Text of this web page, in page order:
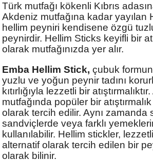
Türk mutfağı kökenli Kıbrıs
Akdeniz mutfağına kadar yayılan
hellim peyniri kendisene özgü
peynirdir. Hellim Sticks keyifli bir
olarak mutfağınızda yer alır.
Emba Hellim Stick, çubuk
yuzlu ve yoğun peynir tadını
kıtırlığıyla lezzetli bir
mutfağında popüler bir
olarak tercih edilir. Aynı zamanda
sandviçlerde veya farklı
kullanılabilir. Hellim stickler,
alternatif olarak tercih edilen bir
olarak bilinir.